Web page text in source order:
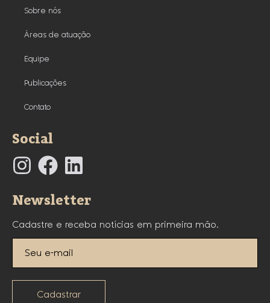
Sobre nós
Áreas de atuação
Equipe
Publicações
Contato
Social
Newsletter
Cadastre e receba notícias em primeira mão.
Cadastrar